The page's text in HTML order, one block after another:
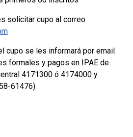
solicitar cupo al correo
cupo se les informará por email
formales y pagos en IPAE de
4171300 ó 4174000 y
61476)